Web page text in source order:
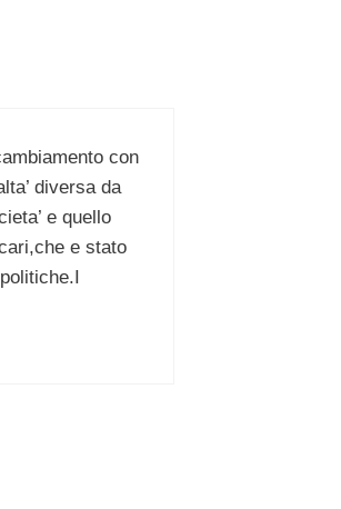
con
diversa da
e quello
e stato